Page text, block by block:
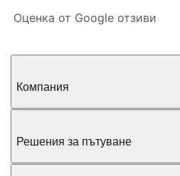
Оценка от Google отзиви
Компания
Решения за пътуване